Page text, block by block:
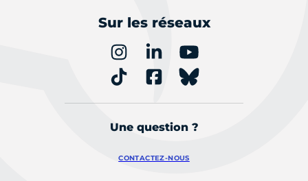
Sur les réseaux
Une question ?
CONTACTEZ-NOUS